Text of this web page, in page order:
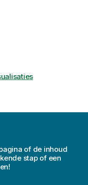
of de inhoud
stap of een